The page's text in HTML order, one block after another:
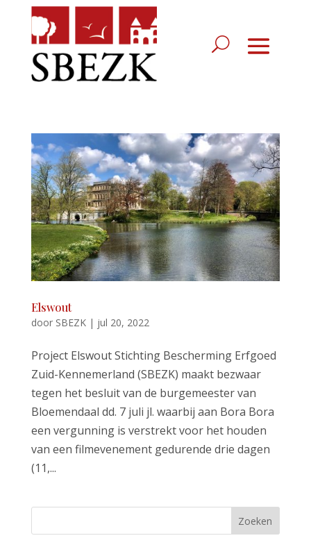
Elswout
door SBEZK| jul 20, 2022
Project Elswout Stichting Bescherming Erfgoed
Zuid-Kennemerland (SBEZK) maakt bezwaar
tegen het besluit van de burgemeester van
Bloemendaal dd. 7 juli jl. waarbij aan Bora Bora
een vergunning is verstrekt voor het houden
van een filmevenement gedurende drie dagen
(11,...
Zoeken